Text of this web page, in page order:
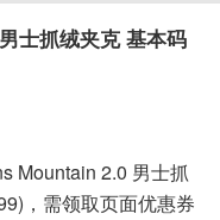
士抓绒夹克 基本码
Mountain 2.0 男士抓
，需领取页面优惠券